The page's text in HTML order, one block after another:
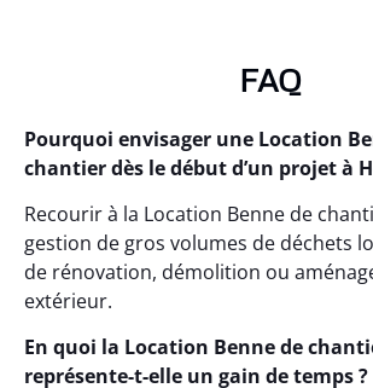
FAQ
Pourquoi envisager une Location
chantier dès le début d’un projet à
Recourir à la Location Benne de
gestion de gros volumes de déchets
de rénovation, démolition ou
extérieur.
En quoi la Location Benne de
représente-t-elle un gain de temps ?